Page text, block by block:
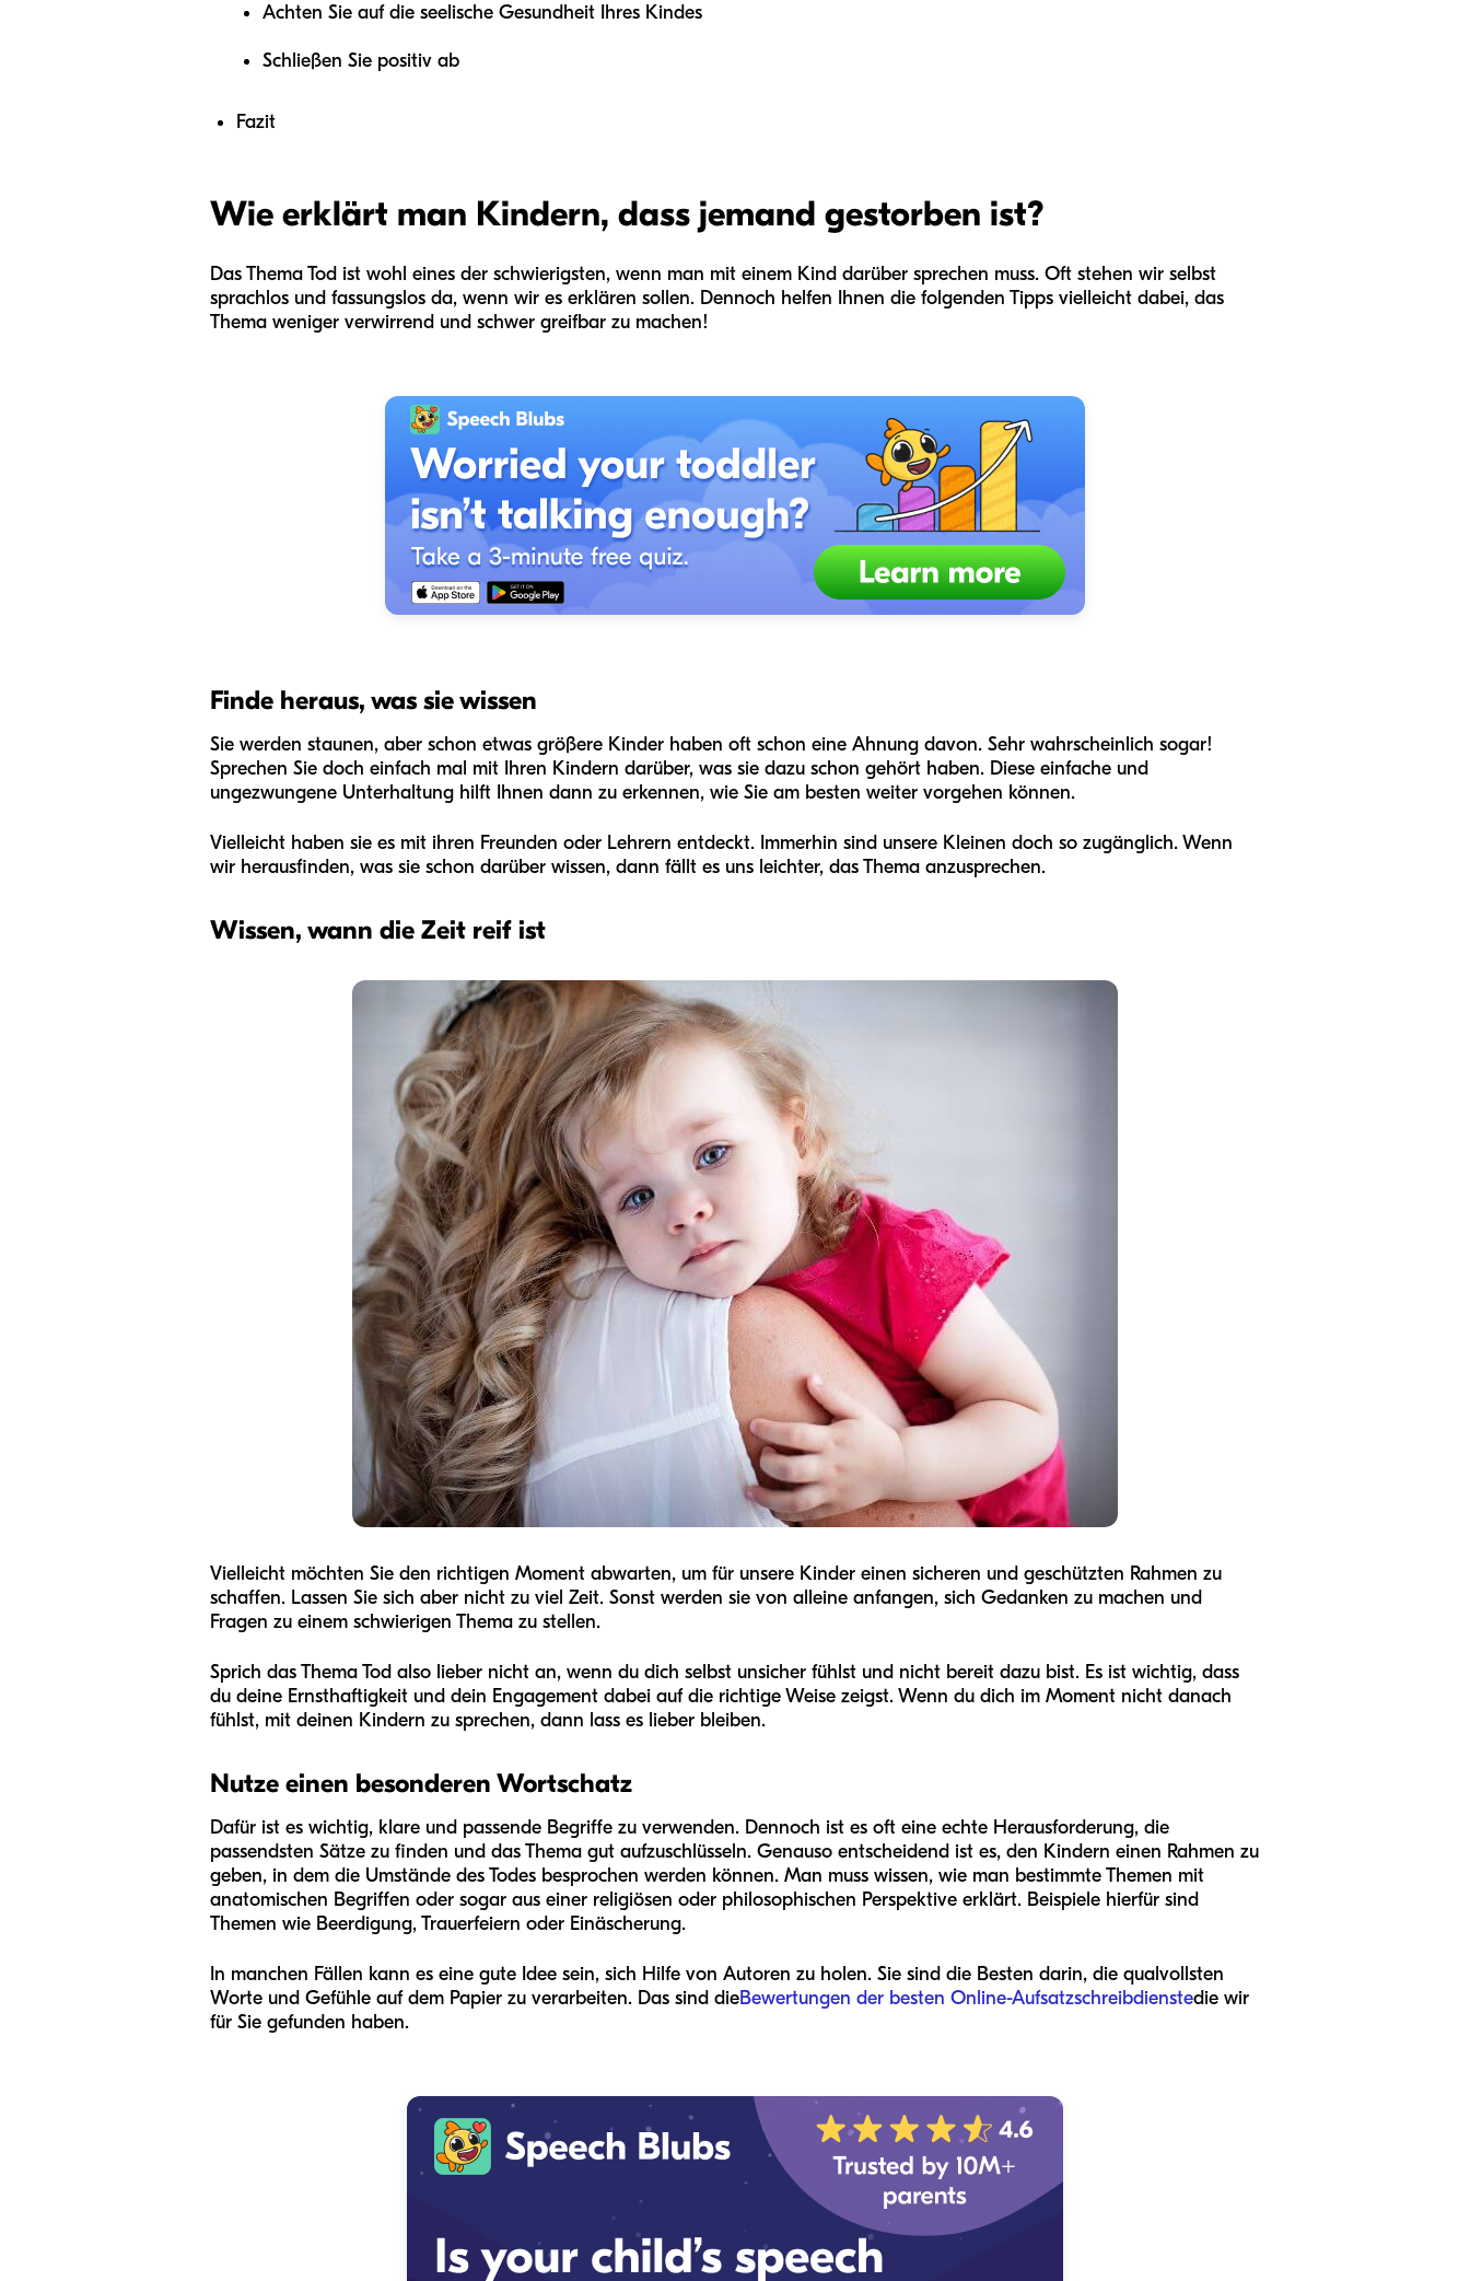
Achten Sie auf die seelische Gesundheit Ihres Kindes
Schließen Sie positiv ab
Fazit
Wie erklärt man Kindern, dass jemand gestorben ist?
Das Thema Tod ist wohl eines der schwierigsten, wenn man mit einem Kind darüber sprechen muss. Oft stehen wir selbst
sprachlos und fassungslos da, wenn wir es erklären sollen. Dennoch helfen Ihnen die folgenden Tipps vielleicht dabei, das
Thema weniger verwirrend und schwer greifbar zu machen!
Finde heraus, was sie wissen
Sie werden staunen, aber schon etwas größere Kinder haben oft schon eine Ahnung davon. Sehr wahrscheinlich sogar!
Sprechen Sie doch einfach mal mit Ihren Kindern darüber, was sie dazu schon gehört haben. Diese einfache und
ungezwungene Unterhaltung hilft Ihnen dann zu erkennen, wie Sie am besten weiter vorgehen können.
Vielleicht haben sie es mit ihren Freunden oder Lehrern entdeckt. Immerhin sind unsere Kleinen doch so zugänglich. Wenn
wir herausfinden, was sie schon darüber wissen, dann fällt es uns leichter, das Thema anzusprechen.
Wissen, wann die Zeit reif ist
Vielleicht möchten Sie den richtigen Moment abwarten, um für unsere Kinder einen sicheren und geschützten Rahmen zu
schaffen. Lassen Sie sich aber nicht zu viel Zeit. Sonst werden sie von alleine anfangen, sich Gedanken zu machen und
Fragen zu einem schwierigen Thema zu stellen.
Sprich das Thema Tod also lieber nicht an, wenn du dich selbst unsicher fühlst und nicht bereit dazu bist. Es ist wichtig, dass
du deine Ernsthaftigkeit und dein Engagement dabei auf die richtige Weise zeigst. Wenn du dich im Moment nicht danach
fühlst, mit deinen Kindern zu sprechen, dann lass es lieber bleiben.
Nutze einen besonderen Wortschatz
Dafür ist es wichtig, klare und passende Begriffe zu verwenden. Dennoch ist es oft eine echte Herausforderung, die
passendsten Sätze zu finden und das Thema gut aufzuschlüsseln. Genauso entscheidend ist es, den Kindern einen Rahmen zu
geben, in dem die Umstände des Todes besprochen werden können. Man muss wissen, wie man bestimmte Themen mit
anatomischen Begriffen oder sogar aus einer religiösen oder philosophischen Perspektive erklärt. Beispiele hierfür sind
Themen wie Beerdigung, Trauerfeiern oder Einäscherung.
In manchen Fällen kann es eine gute Idee sein, sich Hilfe von Autoren zu holen. Sie sind die Besten darin, die qualvollsten
Worte und Gefühle auf dem Papier zu verarbeiten. Das sind dieBewertungen der besten Online-Aufsatzschreibdienstedie wir
für Sie gefunden haben.